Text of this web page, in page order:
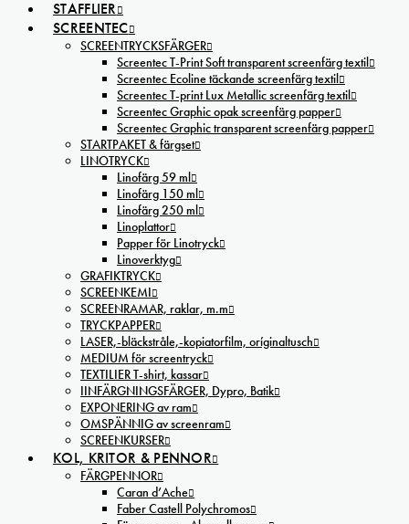
STAFFLIER
SCREENTEC
SCREENTRYCKSFÄRGER
Screentec T-Print Soft transparent screenfärg textil
Screentec Ecoline täckande screenfärg textil
Screentec T-print Lux Metallic screenfärg textil
Screentec Graphic opak screenfärg papper
Screentec Graphic transparent screenfärg papper
STARTPAKET & färgset
LINOTRYCK
Linofärg 59 ml
Linofärg 150 ml
Linofärg 250 ml
Linoplattor
Papper för Linotryck
Linoverktyg
GRAFIKTRYCK
SCREENKEMI
SCREENRAMAR, raklar, m.m
TRYCKPAPPER
LASER,-bläckstråle,-kopiatorfilm, oríginaltusch
MEDIUM för screentryck
TEXTILIER T-shirt, kassar
IINFÄRGNINGSFÄRGER, Dypro, Batik
EXPONERING av ram
OMSPÄNNIG av screenram
SCREENKURSER
KOL, KRITOR & PENNOR
FÄRGPENNOR
Caran d’Ache
Faber Castell Polychromos